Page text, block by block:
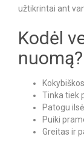
užtikrintai ant
Kodėl
nuomą?
Tinka tiek
Patogu
Puiki
Greitas ir